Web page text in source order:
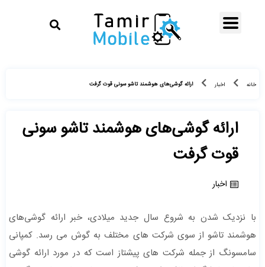
خانه اخبار ارائه گوشی‌های هوشمند تاشو سونی قوت گرفت
ارائه گوشی‌های هوشمند تاشو سونی
قوت گرفت
اخبار
با نزدیک شدن به شروع سال جدید میلادی، خبر ارائه گوشی‌های
هوشمند تاشو از سوی شرکت های مختلف به گوش می رسد. کمپانی
سامسونگ از جمله شرکت های پیشتاز است که در مورد ارائه گوشی